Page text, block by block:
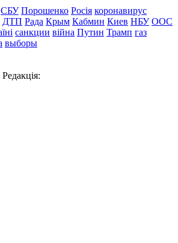
СБУ Порошенко Росія коронавирус
ДТП Рада Крым Кабмин Киев НБУ ООС
санкции війна Путин Трамп газ
выборы
Редакція: